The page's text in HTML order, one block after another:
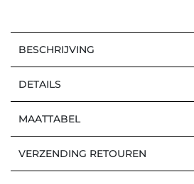
BESCHRIJVING
DETAILS
MAATTABEL
VERZENDING RETOUREN